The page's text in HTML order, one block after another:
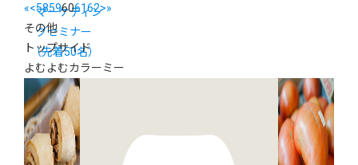
マーケティン
グセミナー
（先着50名）
«<5859606162>»
その他
トップサイド
よむよむカラーミー